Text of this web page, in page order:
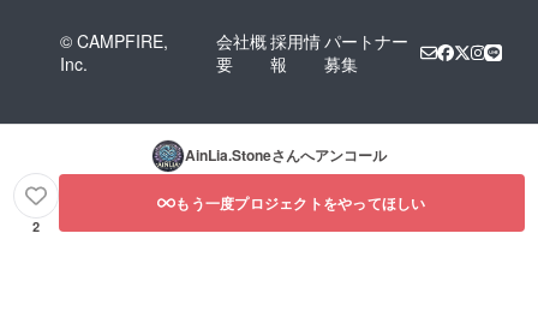
© CAMPFIRE,
Inc.
会社概
要
採用情
報
パートナー
募集
AinLia.Stoneさんへアンコール
2
もう一度プロジェクトをやってほしい